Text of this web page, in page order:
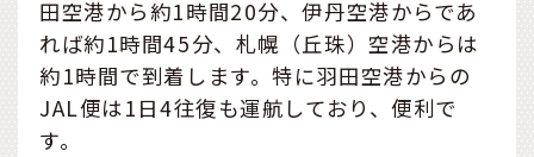
田空港から約1時間20分、伊丹空港からであ
れば約1時間45分、札幌（丘珠）空港からは
約1時間で到着します。特に羽田空港からの
JAL便は1日4往復も運航しており、便利で
す。